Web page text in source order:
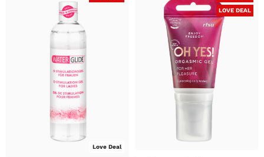
Love Deal
LOVE DEAL